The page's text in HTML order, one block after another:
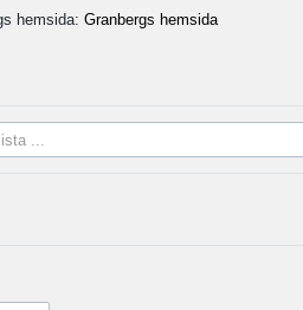
hemsida:Granbergs hemsida